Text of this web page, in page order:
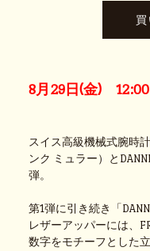
8月29日(金)
スイス高級機械式腕時
ンク ミュラー）と
弾。
第1弾に引き続き「
レザーアッパーには、
数字をモチーフとした